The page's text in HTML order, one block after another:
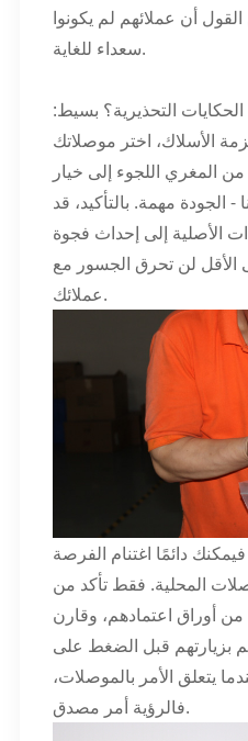
أن عملائهم لم يكونوا
سعداء للغاية.
التحذيرية؟ بسيط:
الأسلاك، اختر موصلاتك
المغري اللجوء إلى خيار
الجودة مهمة. بالتأكيد، قد
الأصلية إلى إحداث فجوة
لن تحرق الجسور مع
عملائك.
دائمًا اغتنام الفرصة
المحلية. فقط تأكد من
من أوراق اعتمادهم، وقارن
بزيارتهم قبل الضغط على
يتعلق الأمر بالموصلات،
فالرؤية أمر مصدق.